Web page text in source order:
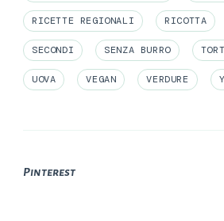
RICETTE REGIONALI RICOTTA
SECONDI SENZA BURRO
UOVA VEGAN VERDURE
Pinterest